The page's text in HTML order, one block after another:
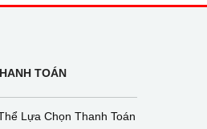
TOÁN
Lựa Chọn Thanh Toán